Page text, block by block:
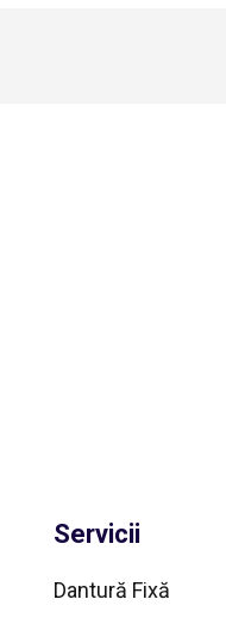
Servicii
Dantură Fixă